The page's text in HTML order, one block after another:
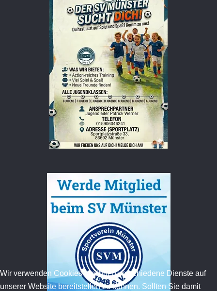
Wir verwenden Cookies um Ihnen verschiedene Dienste auf
unserer Website bereitstellen zu können. Sollten Sie damit